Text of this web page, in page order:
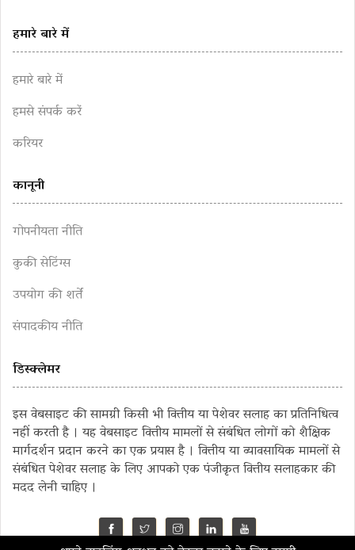
हमारे बारे में
हमारे बारे में
हमसे संपर्क करें
करियर
कानूनी
गोपनीयता नीति
कुकी सेटिंग्स
उपयोग की शर्तें
संपादकीय नीति
डिस्क्लेमर
इस वेबसाइट की सामग्री किसी भी वित्तीय या पेशेवर सलाह का प्रतिनिधित्व
नहीं करती है । यह वेबसाइट वित्तीय मामलों से संबंधित लोगों को शैक्षिक
मार्गदर्शन प्रदान करने का एक प्रयास है । वित्तीय या व्यावसायिक मामलों से
संबंधित पेशेवर सलाह के लिए आपको एक पंजीकृत वित्तीय सलाहकार की
मदद लेनी चाहिए ।